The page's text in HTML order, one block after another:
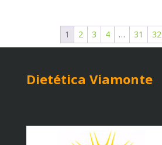
1 2 3 4 … 31 32
Dietética Viamonte